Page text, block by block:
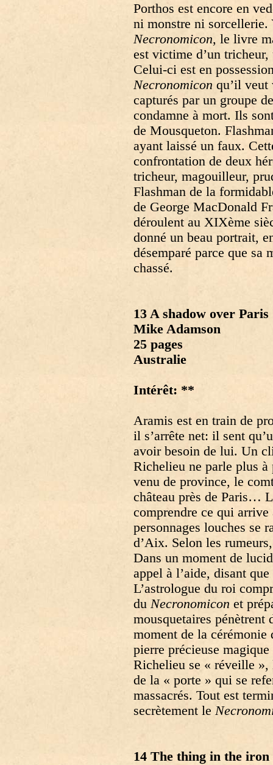
Porthos est encore en
ni monstre ni sorcellerie.
Necronomicon, le livre
est victime d’un
Celui-ci est en
Necronomicon qu’il veut
capturés par un groupe
condamne à mort. Ils
de Mousqueton.
ayant laissé un faux.
confrontation de deux
tricheur, magouilleur,
Flashman de la
de George MacDonald
déroulent au XIXème
donné un beau portrait,
désemparé parce que sa
chassé.
13 A shadow over Paris
Mike Adamson
25 pages
Australie
Intérêt: **
Aramis est en train de
il s’arrête net: il sent
avoir besoin de lui. Un
Richelieu ne parle plus à
venu de province, le
château près de Paris…
comprendre ce qui
personnages louches se
d’Aix. Selon les
Dans un moment de
appel à l’aide, disant
L’astrologue du roi
du Necronomicon et
mousquetaires pénètrent
moment de la cérémonie
pierre précieuse
Richelieu se « réveille »,
de la « porte » qui se
massacrés. Tout est
secrètement le
14 The thing in the iron